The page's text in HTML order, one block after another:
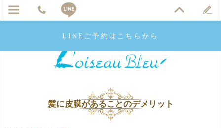
LINEご予約はこちらから
髪に皮膜があることのデメリット